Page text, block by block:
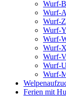
Wurf-B
Wurf-A
Wurf-Z
Wurf-Y
Wurf-
Wurf-X
Wurf-
Wurf-
Wurf-
Ferien mit